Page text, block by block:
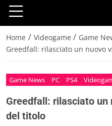
Home / Videogame / Game
Greedfall: rilasciato un nuovo
Game News PC PS4
Greedfall: rilasciato un
del titolo